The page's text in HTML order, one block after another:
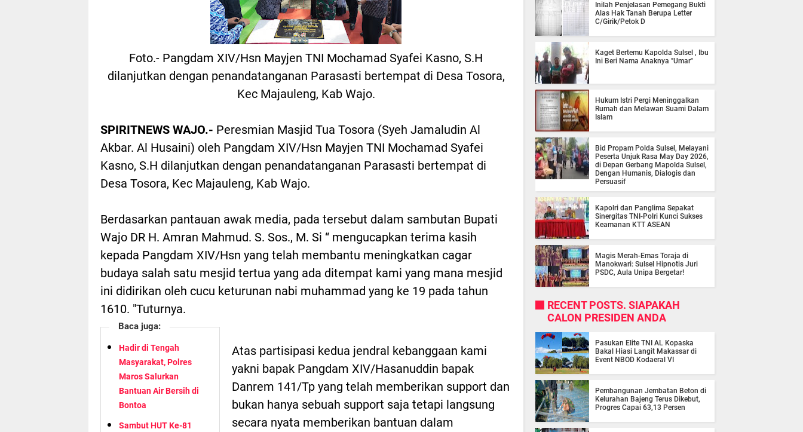
Foto.- Pangdam XIV/Hsn Mayjen TNI Mochamad Syafei Kasno, S.H
dilanjutkan dengan penandatanganan Parasasti bertempat di Desa Tosora,
Kec Majauleng, Kab Wajo.
SPIRITNEWS WAJO.- Peresmian Masjid Tua Tosora (Syeh Jamaludin Al
Akbar. Al Husaini) oleh Pangdam XIV/Hsn Mayjen TNI Mochamad Syafei
Kasno, S.H dilanjutkan dengan penandatanganan Parasasti bertempat di
Desa Tosora, Kec Majauleng, Kab Wajo.
Berdasarkan pantauan awak media, pada tersebut dalam sambutan Bupati
Wajo DR H. Amran Mahmud. S. Sos., M. Si “ mengucapkan terima kasih
kepada Pangdam XIV/Hsn yang telah membantu meningkatkan cagar
budaya salah satu mesjid tertua yang ada ditempat kami yang mana mesjid
ini didirikan oleh cucu keturunan nabi muhammad yang ke 19 pada tahun
1610. "Tuturnya.
Baca juga:
Hadir di Tengah
Masyarakat, Polres
Maros Salurkan
Bantuan Air Bersih di
Bontoa
Sambut HUT Ke-81
Atas partisipasi kedua jendral kebanggaan kami
yakni bapak Pangdam XIV/Hasanuddin bapak
Danrem 141/Tp yang telah memberikan support dan
bukan hanya sebuah support saja tetapi langsung
secara nyata memberikan bantuan dalam
Inilah Penjelasan Pemegang Bukti
Alas Hak Tanah Berupa Letter
C/Girik/Petok D
Kaget Bertemu Kapolda Sulsel , Ibu
Ini Beri Nama Anaknya "Umar"
Hukum Istri Pergi Meninggalkan
Rumah dan Melawan Suami Dalam
Islam
Bid Propam Polda Sulsel, Melayani
Peserta Unjuk Rasa May Day 2026,
di Depan Gerbang Mapolda Sulsel,
Dengan Humanis, Dialogis dan
Persuasif
Kapolri dan Panglima Sepakat
Sinergitas TNI-Polri Kunci Sukses
Keamanan KTT ASEAN
Magis Merah-Emas Toraja di
Manokwari: Sulsel Hipnotis Juri
PSDC, Aula Unipa Bergetar!
RECENT POSTS. SIAPAKAH
CALON PRESIDEN ANDA
Pasukan Elite TNI AL Kopaska
Bakal Hiasi Langit Makassar di
Event NBOD Kodaeral VI
Pembangunan Jembatan Beton di
Kelurahan Bajeng Terus Dikebut,
Progres Capai 63,13 Persen